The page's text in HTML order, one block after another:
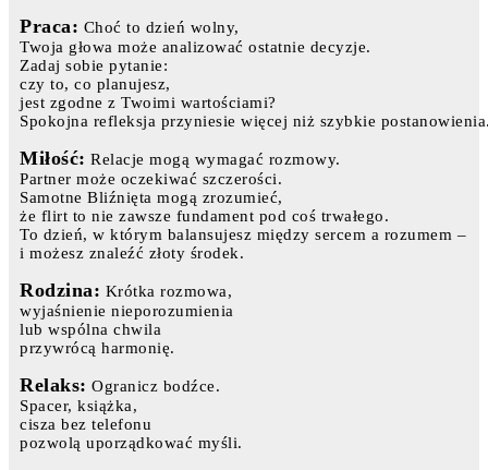
Praca: Choć to dzień wolny,
Twoja głowa może analizować ostatnie decyzje.
Zadaj sobie pytanie:
czy to, co planujesz,
jest zgodne z Twoimi wartościami?
Spokojna refleksja przyniesie więcej niż szybkie
Miłość: Relacje mogą wymagać rozmowy.
Partner może oczekiwać szczerości.
Samotne Bliźnięta mogą zrozumieć,
że flirt to nie zawsze fundament pod coś trwałego.
To dzień, w którym balansujesz między sercem a rozumem –
i możesz znaleźć złoty środek.
Rodzina: Krótka rozmowa,
wyjaśnienie nieporozumienia
lub wspólna chwila
przywrócą harmonię.
Relaks: Ogranicz bodźce.
Spacer, książka,
cisza bez telefonu
pozwolą uporządkować myśli.